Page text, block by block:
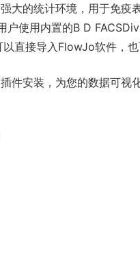
大的统计环境，用于免疫
户使用内置的B D
直接导入FlowJo软件，也
件安装，为您的数据可视